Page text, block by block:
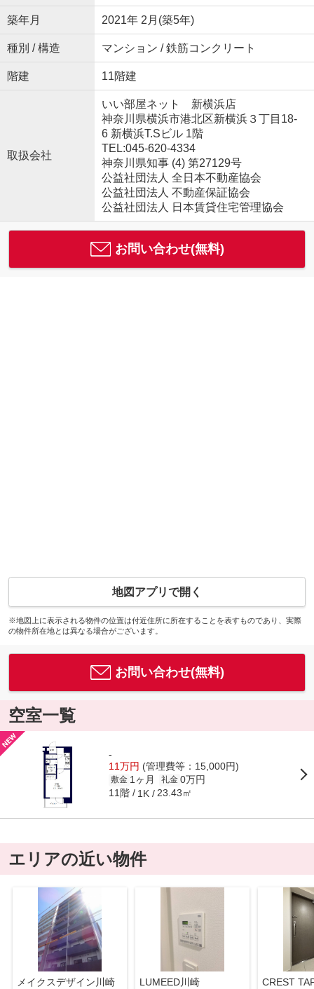
築年月 2021年 2月(築5年)
種別 / 構造 マンション / 鉄筋コンクリート
階建 11階建
取扱会社
いい部屋ネット 新横浜店
神奈川県横浜市港北区新横浜３丁目18-
6 新横浜T.Sビル 1階
TEL:045-620-4334
神奈川県知事 (4) 第27129号
公益社団法人 全日本不動産協会
公益社団法人 不動産保証協会
公益社団法人 日本賃貸住宅管理協会
お問い合わせ(無料)
地図アプリで開く
※地図上に表示される物件の位置は付近住所に所在することを表すものであり、実際
の物件所在地とは異なる場合がございます。
お問い合わせ(無料)
空室一覧
-
11万円 (管理費等：15,000円)
敷金 1ヶ月 礼金 0万円
11階 1K 23.43㎡
エリアの近い物件
メイクスデザイン川崎
LUMEED川崎
CREST